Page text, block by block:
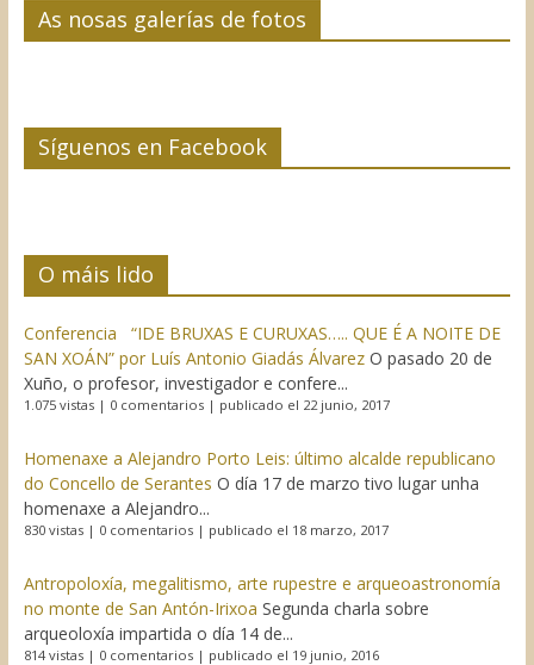
As nosas galerías de fotos
Síguenos en Facebook
O máis lido
Conferencia “IDE BRUXAS E CURUXAS….. QUE É A NOITE DE
SAN XOÁN” por Luís Antonio Giadás Álvarez O pasado 20 de
Xuño, o profesor, investigador e confere...
1.075 vistas| 0 comentarios| publicado el 22 junio, 2017
Homenaxe a Alejandro Porto Leis: último alcalde republicano
do Concello de Serantes O día 17 de marzo tivo lugar unha
homenaxe a Alejandro...
830 vistas| 0 comentarios| publicado el 18 marzo, 2017
Antropoloxía, megalitismo, arte rupestre e arqueoastronomía
no monte de San Antón-Irixoa Segunda charla sobre
arqueoloxía impartida o día 14 de...
814 vistas| 0 comentarios| publicado el 19 junio, 2016